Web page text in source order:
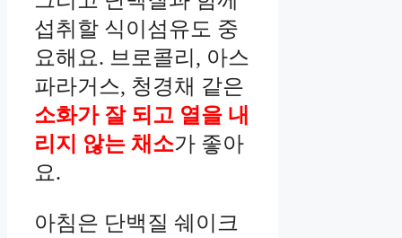
섭취할 식이섬유도 중
요해요. 브로콜리, 아스
파라거스, 청경채 같은
소화가 잘 되고 열을 내
리지 않는 채소가 좋아
요.
아침은 단백질 쉐이크